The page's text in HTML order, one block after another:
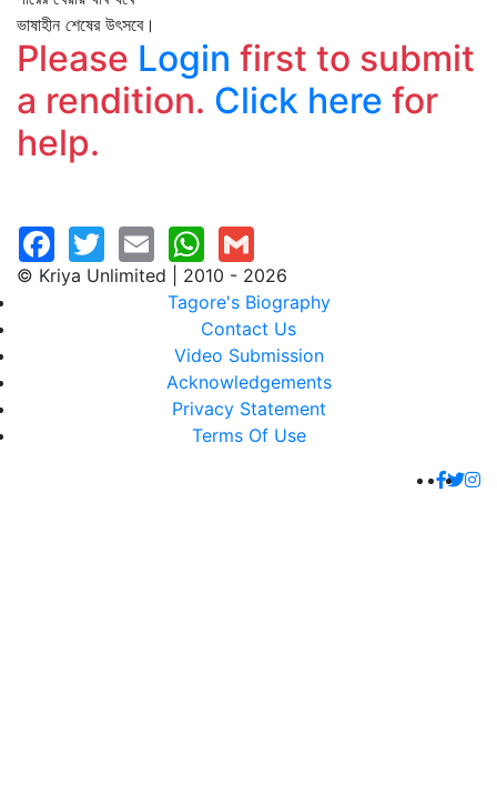
ভাষাহীন শেষের উৎসবে।
Please Login first to submit
a rendition. Click here for
help.
© Kriya Unlimited | 2010 - 2026
Tagore's Biography
Contact Us
Video Submission
Acknowledgements
Privacy Statement
Terms Of Use